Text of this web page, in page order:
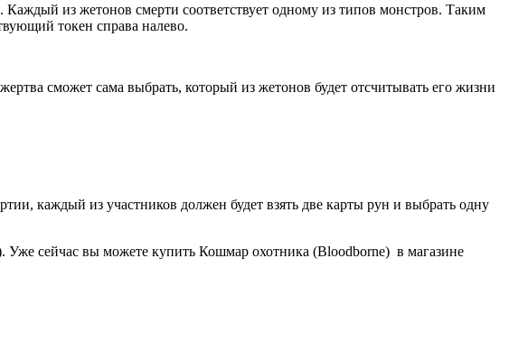
из жетонов смерти соответствует одному из типов монстров. Таким
токен справа налево.
сможет сама выбрать, который из жетонов будет отсчитывать его жизни
каждый из участников должен будет взять две карты рун и выбрать одну
сейчас вы можете купить Кошмар охотника (Bloodborne) в магазине